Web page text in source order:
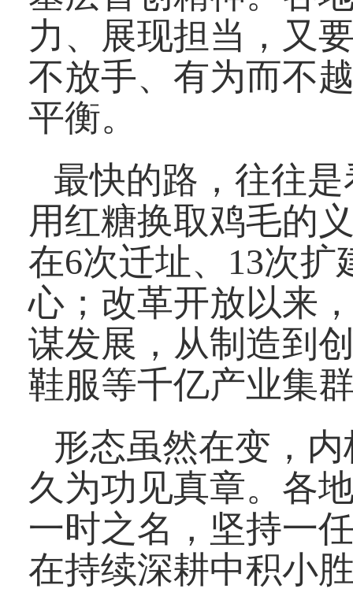
力、展现担当，又
不放手、有为而不
平衡。
最快的路，往往
用红糖换取鸡毛的
在6次迁址、13次
心；改革开放以来
谋发展，从制造到
鞋服等千亿产业集
形态虽然在变，
久为功见真章。各
一时之名，坚持一
在持续深耕中积小